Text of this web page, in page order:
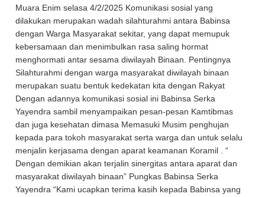
Muara Enim selasa 4/2/2025 Komunikasi sosial yang
dilakukan merupakan wadah silahturahmi antara Babinsa
dengan Warga Masyarakat sekitar, yang dapat memupuk
kebersamaan dan menimbulkan rasa saling hormat
menghormati antar sesama diwilayah Binaan. Pentingnya
Silahturahmi dengan warga masyarakat diwilayah binaan
merupakan suatu bentuk kedekatan kita dengan Rakyat
Dengan adannya komunikasi sosial ini Babinsa Serka
Yayendra sambil menyampaikan pesan-pesan Kamtibmas
dan juga kesehatan dimasa Memasuki Musim penghujan
kepada para tokoh masyarakat serta warga dan untuk selalu
menjalin kerjasama dengan aparat keamanan Koramil . “
Dengan demikian akan terjalin sinergitas antara aparat dan
masyarakat diwilayah binaan” Pungkas Babinsa Serka
Yayendra “Kami ucapkan terima kasih kepada Babinsa yang